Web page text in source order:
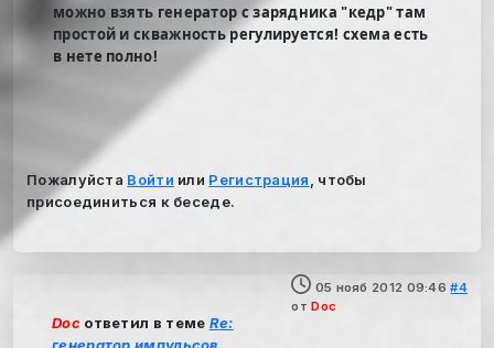
можно взять генератор с зарядника "кедр" там
простой и скважность регулируется! схема есть
в нете полно!
Пожалуйста Войти или Регистрация
, чтобы
присоединиться к беседе.
05 нояб 2012 09:46 #4
отDoc
Docответил в теме Re: